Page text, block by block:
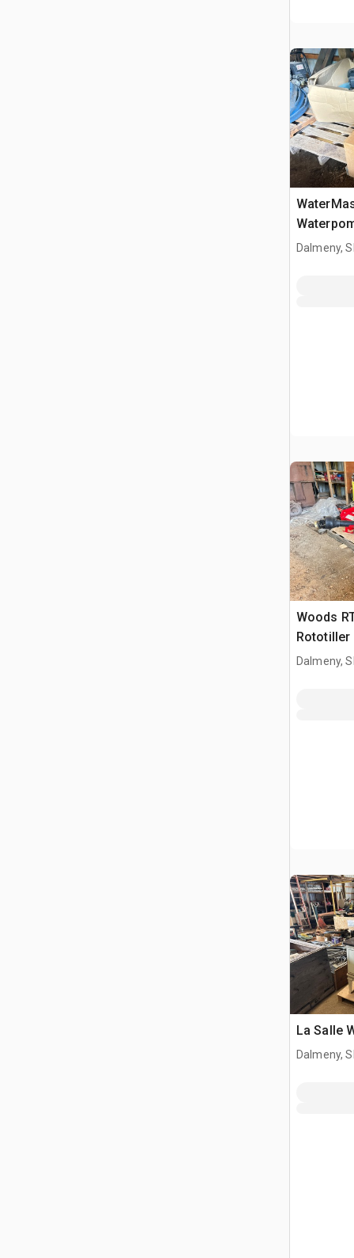
Dalmeny,
Woods
Rototiller
Dalmeny,
La Salle
Dalmeny,